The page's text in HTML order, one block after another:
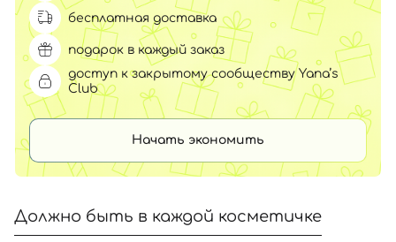
бесплатная доставка
подарок в каждый заказ
доступ к закрытому сообществу Yana’s
Club
Начать экономить
Должно быть в каждой косметичке